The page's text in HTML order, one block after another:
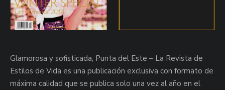
Glamorosa y sofisticada, Punta del Este – La Revista de
Estilos de Vida es una publicación exclusiva con formato de
máxima calidad que se publica solo una vez al año en el